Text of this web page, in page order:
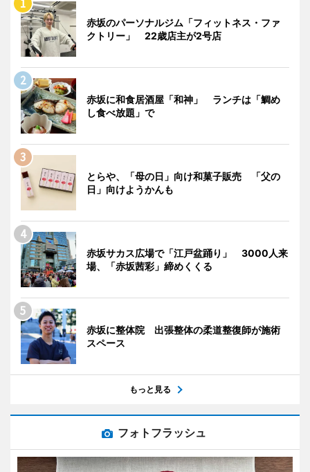
赤坂のパーソナルジム「フィットネス・ファ
クトリー」 22歳店主が2号店
赤坂に和食居酒屋「和神」 ランチは「鯛め
し食べ放題」で
とらや、「母の日」向け和菓子販売 「父の
日」向けようかんも
赤坂サカス広場で「江戸盆踊り」 3000人来
場、「赤坂茜彩」締めくくる
赤坂に整体院 出張整体の柔道整復師が施術
スペース
もっと見る
フォトフラッシュ